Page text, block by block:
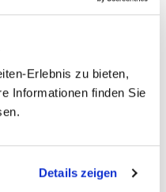
Erlebnis zu bieten,
Informationen finden Sie
Details zeigen
Buchung bei uns
treffen:
Erfahrung!